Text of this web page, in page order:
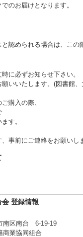
のお届けとなります。
認められる場合は、この
に必ずお知らせ下さい。
いいたします。(図書館
購入の際、
す。
事前にご連絡をお願いし
登録情報
南区南台 6-19-19
商業協同組合